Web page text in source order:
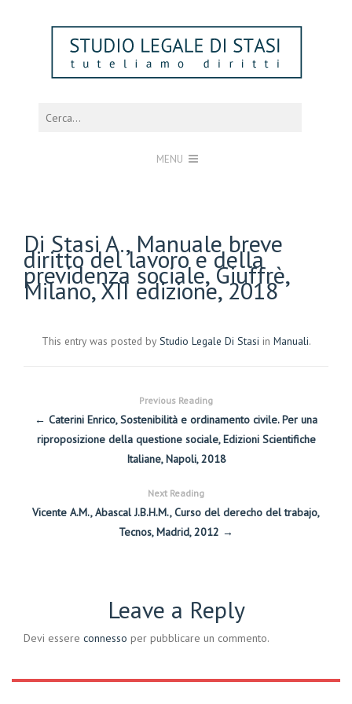
MENU
Di Stasi A., Manuale breve
diritto del lavoro e della
previdenza sociale, Giuffrè,
Milano, XII edizione, 2018
This entry was posted by Studio Legale Di Stasi in Manuali.
Previous Reading
← Caterini Enrico, Sostenibilità e ordinamento civile. Per una
riproposizione della questione sociale, Edizioni Scientifiche
Italiane, Napoli, 2018
Next Reading
Vicente A.M., Abascal J.B.H.M., Curso del derecho del trabajo,
Tecnos, Madrid, 2012 →
Leave a Reply
Devi essere connesso per pubblicare un commento.